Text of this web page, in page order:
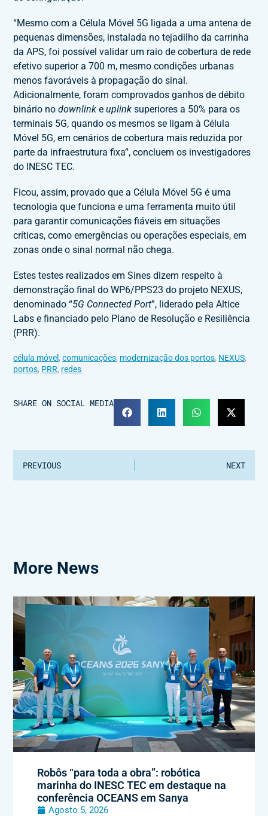
“Mesmo com a Célula Móvel 5G ligada a uma antena de
pequenas dimensões, instalada no tejadilho da carrinha
da APS, foi possível validar um raio de cobertura de rede
efetivo superior a 700 m, mesmo condições urbanas
menos favoráveis à propagação do sinal.
Adicionalmente, foram comprovados ganhos de débito
binário nodownlink euplink superiores a 50% para os
terminais 5G, quando os mesmos se ligam à Célula
Móvel 5G, em cenários de cobertura mais reduzida por
parte da infraestrutura fixa”, concluem os investigadores
do INESC TEC.
Ficou, assim, provado que a Célula Móvel 5G é uma
tecnologia que funciona e uma ferramenta muito útil
para garantir comunicações fiáveis em situações
críticas, como emergências ou operações especiais, em
zonas onde o sinal normal não chega.
Estes testes realizados em Sines dizem respeito à
demonstração final do WP6/PPS23 do projeto NEXUS,
denominado “5G Connected Port”, liderado pela Altice
Labs e financiado pelo Plano de Resolução e Resiliência
(PRR).
célula móvel , comunicações, modernização dos portos, NEXUS,
portos, PRR, redes
SHARE ON SOCIAL MEDIA
PREVIOUS NEXT
More News
Robôs “para toda a obra”: robótica
marinha do INESC TEC em destaque na
conferência OCEANS em Sanya
Agosto 5, 2026